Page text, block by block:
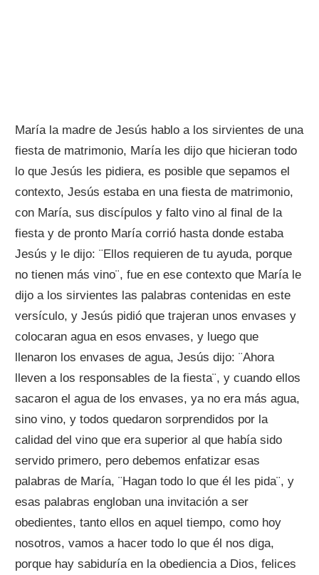
María la madre de Jesús hablo a los sirvientes de una
fiesta de matrimonio, María les dijo que hicieran todo
lo que Jesús les pidiera, es posible que sepamos el
contexto, Jesús estaba en una fiesta de matrimonio,
con María, sus discípulos y falto vino al final de la
fiesta y de pronto María corrió hasta donde estaba
Jesús y le dijo: ¨Ellos requieren de tu ayuda, porque
no tienen más vino¨, fue en ese contexto que María le
dijo a los sirvientes las palabras contenidas en este
versículo, y Jesús pidió que trajeran unos envases y
colocaran agua en esos envases, y luego que
llenaron los envases de agua, Jesús dijo: ¨Ahora
lleven a los responsables de la fiesta¨, y cuando ellos
sacaron el agua de los envases, ya no era más agua,
sino vino, y todos quedaron sorprendidos por la
calidad del vino que era superior al que había sido
servido primero, pero debemos enfatizar esas
palabras de María, ¨Hagan todo lo que él les pida¨, y
esas palabras engloban una invitación a ser
obedientes, tanto ellos en aquel tiempo, como hoy
nosotros, vamos a hacer todo lo que él nos diga,
porque hay sabiduría en la obediencia a Dios, felices